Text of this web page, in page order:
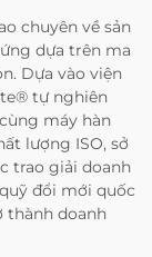
chuyên về sản
dựa trên ma
Dựa vào viện
tự nghiên
máy hàn
lượng ISO, sở
trao giải doanh
đổi mới quốc
thành doanh